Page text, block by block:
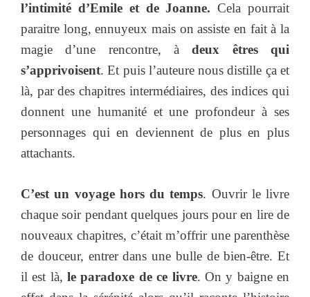
l’intimité d’Emile et de Joanne.Cela pourrait
paraitre long, ennuyeux mais on assiste en fait à la
magie d’une rencontre, à deux êtres qui
s’apprivoisent. Et puis l’auteure nous distille ça et
là, par des chapitres intermédiaires, des indices qui
donnent une humanité et une profondeur à ses
personnages qui en deviennent de plus en plus
attachants.
C’est un voyage hors du temps. Ouvrir le livre
chaque soir pendant quelques jours pour en lire de
nouveaux chapitres, c’était m’offrir une parenthèse
de douceur, entrer dans une bulle de bien-être. Et
il est là,le paradoxe de ce livre. On y baigne en